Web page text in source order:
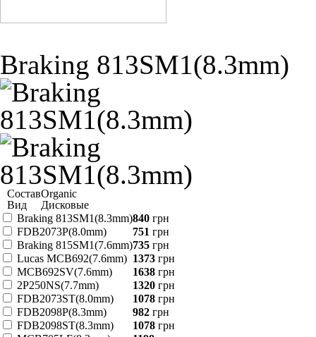
Braking 813SM1(8.3mm)
СоставOrganic
Вид
Дисковые
Braking 813SM1(8.3mm)840 грн
FDB2073P(8.0mm)
751 грн
Braking 815SM1(7.6mm)735 грн
Lucas MCB692(7.6mm) 1373 грн
MCB692SV(7.6mm)
1638 грн
2P250NS(7.7mm)
1320 грн
FDB2073ST(8.0mm)
1078 грн
FDB2098P(8.3mm)
982 грн
FDB2098ST(8.3mm)
1078 грн